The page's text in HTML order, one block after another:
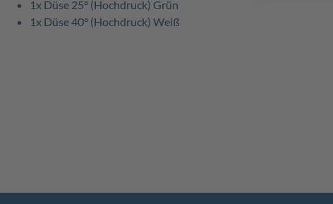
1x Düse 25° (Hochdruck) Grün
1x Düse 40° (Hochdruck) Weiß